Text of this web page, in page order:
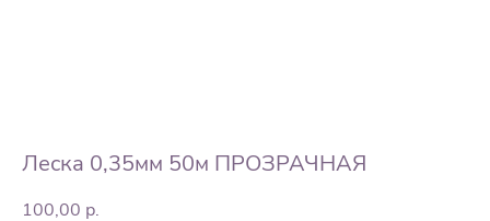
Леска 0,35мм 50м ПРОЗРАЧНАЯ
100,00 р.